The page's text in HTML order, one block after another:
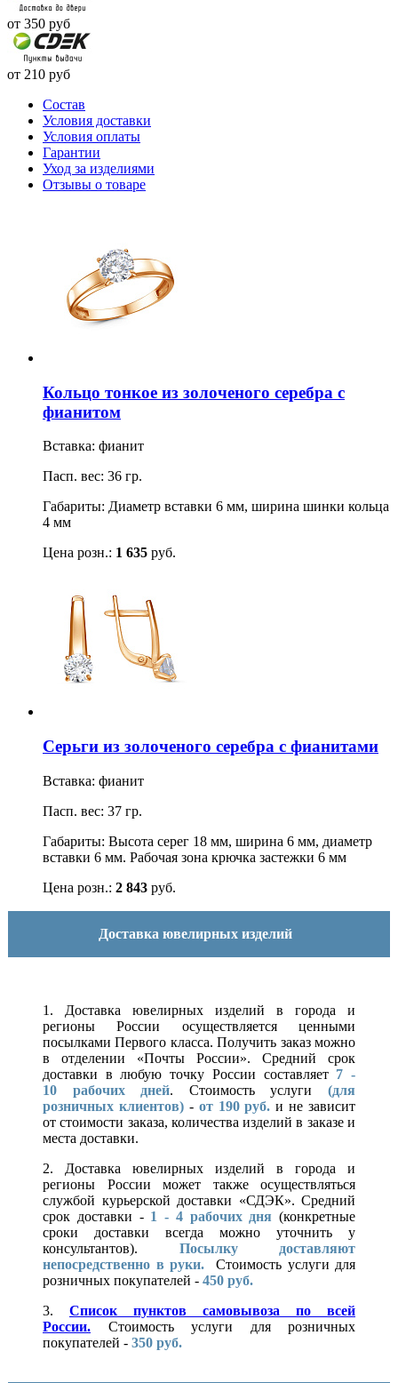
от 350 руб
от 210 руб
Cостав
Условия доставки
Условия оплаты
Гарантии
Уход за изделиями
Отзывы о товаре
Кольцо тонкое из золоченого серебра с
фианитом
Вставка: фианит
Пасп. вес: 36 гр.
Габариты: Диаметр вставки 6 мм, ширина шинки кольца
4 мм
Цена розн.: 1 635 руб.
Серьги из золоченого серебра с фианитами
Вставка: фианит
Пасп. вес: 37 гр.
Габариты: Высота серег 18 мм, ширина 6 мм, диаметр
вставки 6 мм. Рабочая зона крючка застежки 6 мм
Цена розн.: 2 843 руб.
Доставка ювелирных изделий
1. Доставка ювелирных изделий в города и
регионы России осуществляется ценными
посылками Первого класса. Получить заказ можно
в отделении «Почты России». Средний срок
доставки в любую точку России составляет 7 -
10 рабочих дней. Стоимость услуги(для
розничных клиентов)- от 190 руб. и не зависит
от стоимости заказа, количества изделий в заказе и
места доставки.
2. Доставка ювелирных изделий в города и
регионы России может также осуществляться
службой курьерской доставки «СДЭК». Средний
срок доставки - 1 - 4 рабочих дня (конкретные
сроки доставки всегда можно уточнить у
консультантов). Посылку доставляют
непосредственно в руки.
Стоимость услуги для
розничных покупателей - 450 руб.
3. Список пунктов самовывоза по всей
России.
Стоимость услуги для розничных
покупателей - 350 руб.